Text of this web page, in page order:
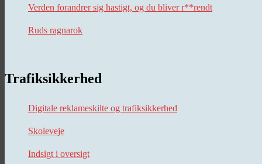
Verden forandrer sig hastigt, og du bliver r**rendt
Ruds ragnarok
Trafiksikkerhed
Digitale reklameskilte og trafiksikkerhed
Skoleveje
Indsigt i oversigt